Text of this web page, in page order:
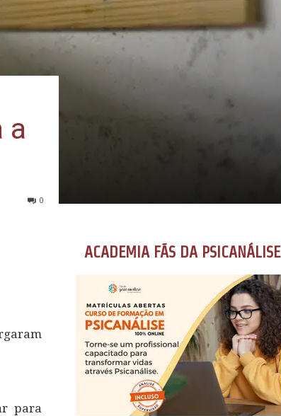
a
0
para
ACADEMIA FÃS DA PSICANÁLISE